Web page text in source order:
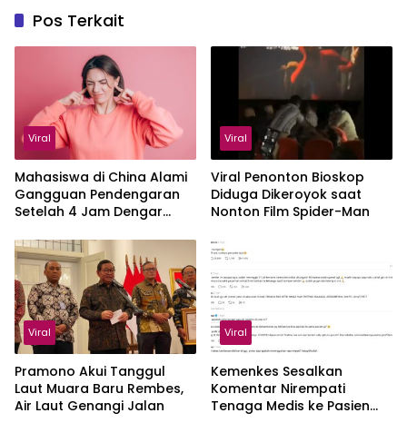
Pos Terkait
Viral
Mahasiswa di China Alami
Gangguan Pendengaran
Setelah 4 Jam Dengar
Viral
Viral Penonton Bioskop
Diduga Dikeroyok saat
Nonton Film Spider-Man
Viral
Pramono Akui Tanggul
Laut Muara Baru Rembes,
Air Laut Genangi Jalan
Viral
Kemenkes Sesalkan
Komentar Nirempati
Tenaga Medis ke Pasien